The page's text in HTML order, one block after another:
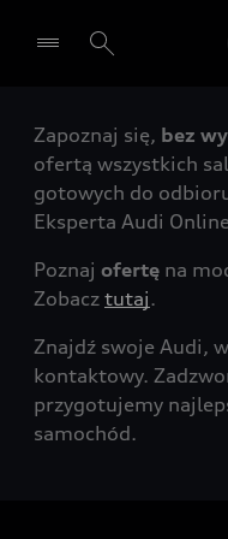
Wybierz
Zapoznaj się, bez
ofertą wszystkich
gotowych do
Eksperta Audi
Poznaj ofertę na
Zobacz tutaj.
Znajdź swoje Audi,
kontaktowy.
przygotujemy
samochód.